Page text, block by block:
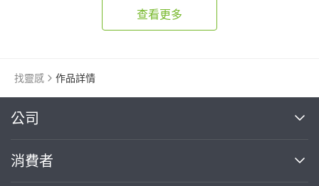
查看更多
找靈感 作品詳情
公司
關於我們
消費者
繼續完成